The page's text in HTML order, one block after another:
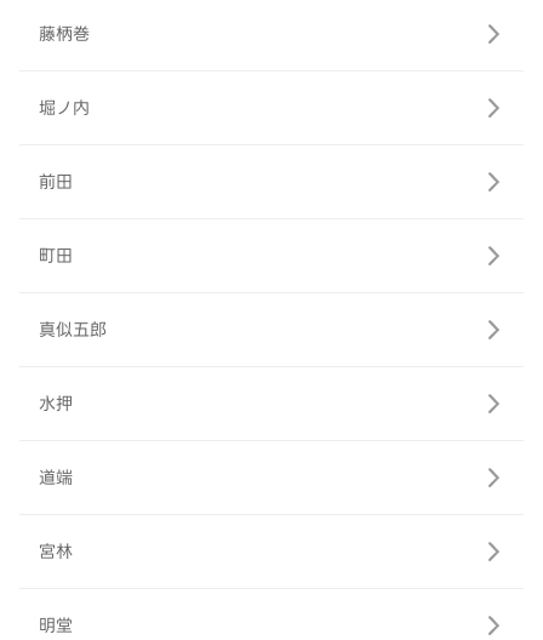
藤柄巻
堀ノ内
前田
町田
真似五郎
水押
道端
宮林
明堂